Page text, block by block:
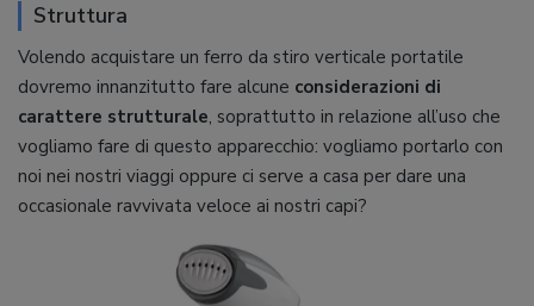
Struttura
Volendo acquistare un ferro da stiro verticale portatile
dovremo innanzitutto fare alcune considerazioni di
carattere strutturale, soprattutto in relazione all’uso che
vogliamo fare di questo apparecchio: vogliamo portarlo con
noi nei nostri viaggi oppure ci serve a casa per dare una
occasionale ravvivata veloce ai nostri capi?